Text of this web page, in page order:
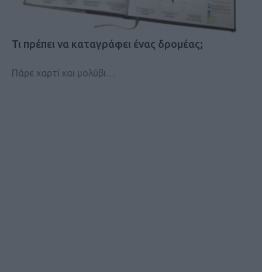
Τι πρέπει να καταγράφει ένας δρομέας;
Πάρε χαρτί και μολύβι…